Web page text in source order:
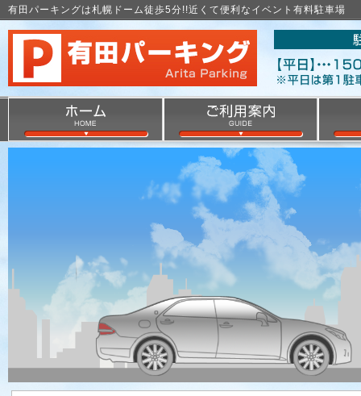
有田パーキングは札幌ドーム徒歩5分!!近くて便利なイベント有料駐車場